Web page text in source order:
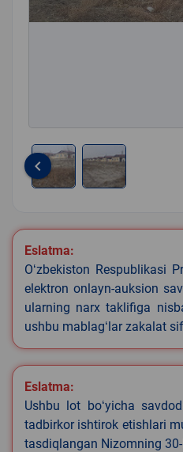
of
2
keyboard_arrow_left
Eslatma:
Oʻzbekiston Respublikasi
elektron onlayn-auksion
ularning narx taklifiga
ushbu mablagʻlar zakalat
Eslatma:
Ushbu lot boʻyicha
tadbirkor ishtirok etishlari
tasdiqlangan Nizomning